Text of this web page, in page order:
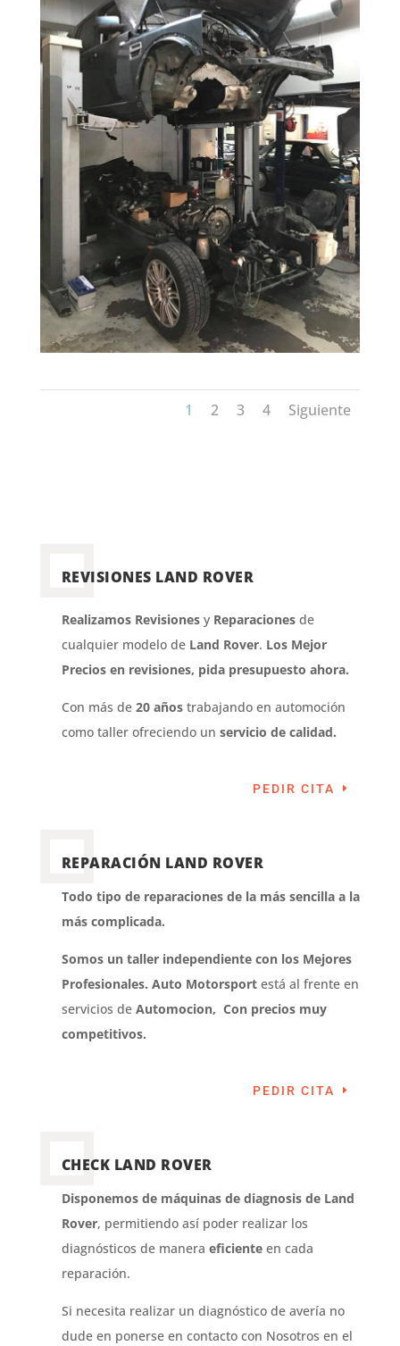
1 2 3 4 Siguiente
REVISIONES LAND ROVER
Realizamos Revisionesy Reparacionesde
cualquier modelo de Land Rover. Los Mejor
Precios en revisiones, pida presupuesto ahora.
Con más de 20 añostrabajando en automoción
como taller ofreciendo un servicio de calidad.
PEDIR CITA
REPARACIÓN LAND ROVER
Todo tipo de reparaciones de la más sencilla a la
más complicada.
Somos un taller independiente con los Mejores
Profesionales. Auto Motorsport está al frente en
servicios de Automocion, Con precios muy
competitivos.
PEDIR CITA
CHECK LAND ROVER
Disponemos de máquinas de diagnosis de Land
Rover, permitiendo así poder realizar los
diagnósticos de manera eficienteen cada
reparación.
Si necesita realizar un diagnóstico de avería no
dude en ponerse en contacto con Nosotros en el